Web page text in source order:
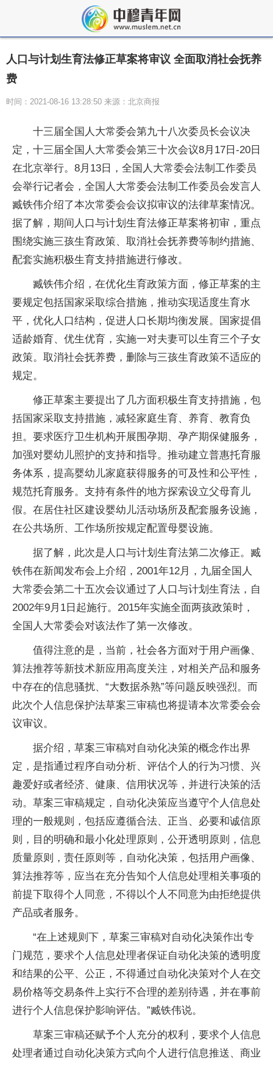
人口与计划生育法修正草案将审议 全面取消社会抚养
费
时间：2021-08-16 13:28:50 来源：北京商报
十三届全国人大常委会第九十八次委员长会议决
定，十三届全国人大常委会第三十次会议8月17日-20日
在北京举行。8月13日，全国人大常委会法制工作委员
会举行记者会，全国人大常委会法制工作委员会发言人
臧铁伟介绍了本次常委会会议拟审议的法律草案情况。
据了解，期间人口与计划生育法修正草案将初审，重点
围绕实施三孩生育政策、取消社会抚养费等制约措施、
配套实施积极生育支持措施进行修改。
臧铁伟介绍，在优化生育政策方面，修正草案的主
要规定包括国家采取综合措施，推动实现适度生育水
平，优化人口结构，促进人口长期均衡发展。国家提倡
适龄婚育、优生优育，实施一对夫妻可以生育三个子女
政策。取消社会抚养费，删除与三孩生育政策不适应的
规定。
修正草案主要提出了几方面积极生育支持措施，包
括国家采取支持措施，减轻家庭生育、养育、教育负
担。要求医疗卫生机构开展围孕期、孕产期保健服务，
加强对婴幼儿照护的支持和指导。推动建立普惠托育服
务体系，提高婴幼儿家庭获得服务的可及性和公平性，
规范托育服务。支持有条件的地方探索设立父母育儿
假。在居住社区建设婴幼儿活动场所及配套服务设施，
在公共场所、工作场所按规定配置母婴设施。
据了解，此次是人口与计划生育法第二次修正。臧
铁伟在新闻发布会上介绍，2001年12月，九届全国人
大常委会第二十五次会议通过了人口与计划生育法，自
2002年9月1日起施行。2015年实施全面两孩政策时，
全国人大常委会对该法作了第一次修改。
值得注意的是，当前，社会各方面对于用户画像、
算法推荐等新技术新应用高度关注，对相关产品和服务
中存在的信息骚扰、“大数据杀熟”等问题反映强烈。而
此次个人信息保护法草案三审稿也将提请本次常委会会
议审议。
据介绍，草案三审稿对自动化决策的概念作出界
定，是指通过程序自动分析、评估个人的行为习惯、兴
趣爱好或者经济、健康、信用状况等，并进行决策的活
动。草案三审稿规定，自动化决策应当遵守个人信息处
理的一般规则，包括应遵循合法、正当、必要和诚信原
则，目的明确和最小化处理原则，公开透明原则，信息
质量原则，责任原则等，自动化决策，包括用户画像、
算法推荐等，应当在充分告知个人信息处理相关事项的
前提下取得个人同意，不得以个人不同意为由拒绝提供
产品或者服务。
“在上述规则下，草案三审稿对自动化决策作出专
门规范，要求个人信息处理者保证自动化决策的透明度
和结果的公平、公正，不得通过自动化决策对个人在交
易价格等交易条件上实行不合理的差别待遇，并在事前
进行个人信息保护影响评估。”臧铁伟说。
草案三审稿还赋予个人充分的权利，要求个人信息
处理者通过自动化决策方式向个人进行信息推送、商业